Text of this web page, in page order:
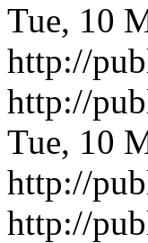
Tue, 10
http://
http://
Tue, 10
http://
http://